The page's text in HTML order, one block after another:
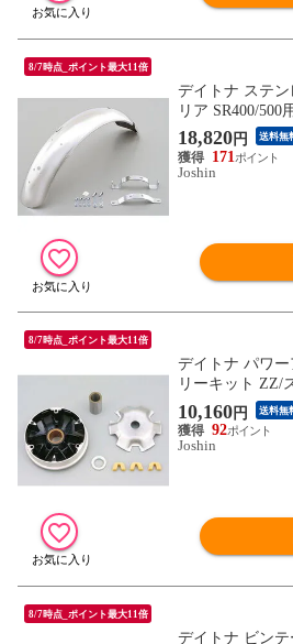
8/7時点_ポイント最大11倍
デイトナ ステ
リア SR400/500
AYTONA 45218
18,820円 送料無
171
Joshin
8/7時点_ポイント最大11倍
デイトナ パワ
リーキット ZZ/
YTONA 45435
10,160円 送料無
92
Joshin
8/7時点_ポイント最大11倍
デイトナ ビン